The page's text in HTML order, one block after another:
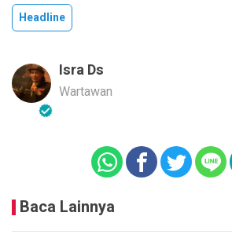
Headline
Isra Ds
Wartawan
Baca Lainnya